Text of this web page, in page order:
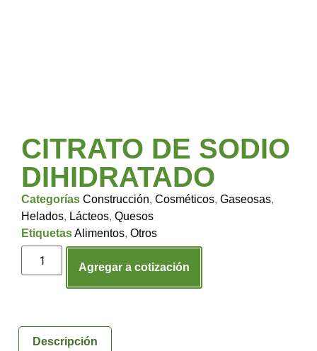
CITRATO DE SODIO
DIHIDRATADO
Categorías Construcción, Cosméticos, Gaseosas,
Helados, Lácteos, Quesos
EtiquetasAlimentos, Otros
Agregar a cotización
Descripción